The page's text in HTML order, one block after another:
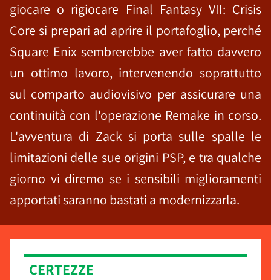
giocare o rigiocare Final Fantasy VII: Crisis
Core si prepari ad aprire il portafoglio, perché
Square Enix sembrerebbe aver fatto davvero
un ottimo lavoro, intervenendo soprattutto
sul comparto audiovisivo per assicurare una
continuità con l'operazione Remake in corso.
L'avventura di Zack si porta sulle spalle le
limitazioni delle sue origini PSP, e tra qualche
giorno vi diremo se i sensibili miglioramenti
apportati saranno bastati a modernizzarla.
CERTEZZE